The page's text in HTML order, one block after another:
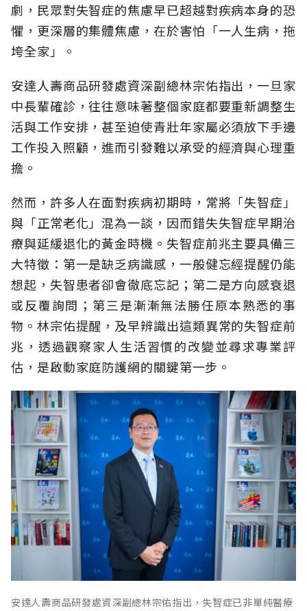
劇，民眾對失智症的焦慮早已超越對疾病本身的恐
懼，更深層的集體焦慮，在於害怕「一人生病，拖
垮全家」。
安達人壽商品研發處資深副總林宗佑指出，一旦家
中長輩確診，往往意味著整個家庭都要重新調整生
活與工作安排，甚至迫使青壯年家屬必須放下手邊
工作投入照顧，進而引發難以承受的經濟與心理重
擔。
然而，許多人在面對疾病初期時，常將「失智症」
與「正常老化」混為一談，因而錯失失智症早期治
療與延緩退化的黃金時機。失智症前兆主要具備三
大特徵：第一是缺乏病識感，一般健忘經提醒仍能
想起，失智患者卻會徹底忘記；第二是方向感衰退
或反覆詢問；第三是漸漸無法勝任原本熟悉的事
物。林宗佑提醒，及早辨識出這類異常的失智症前
兆，透過觀察家人生活習慣的改變並尋求專業評
估，是啟動家庭防護網的關鍵第一步。
安達人壽商品研發處資深副總林宗佑指出，失智症已非單純醫療